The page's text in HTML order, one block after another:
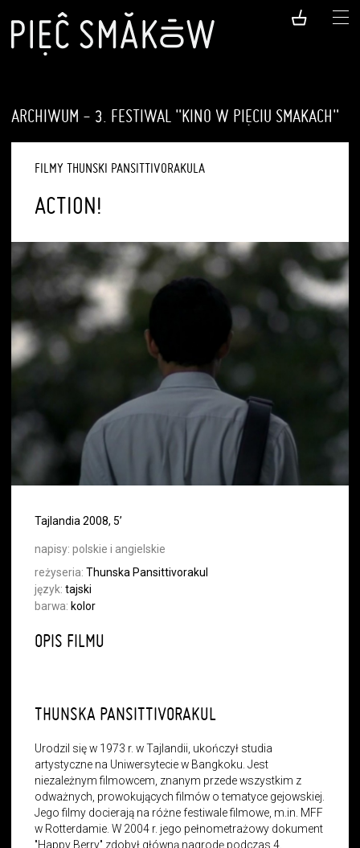
ARCHIWUM - 3. FESTIWAL "KINO W PIĘCIU SMAKACH"
FILMY THUNSKI PANSITTIVORAKULA
ACTION!
Tajlandia 2008, 5’
napisy: polskie i angielskie
reżyseria:Thunska Pansittivorakul
język:tajski
barwa: kolor
OPIS FILMU
THUNSKA PANSITTIVORAKUL
Urodzil się w 1973 r. w Tajlandii, ukończył studia
artystyczne na Uniwersytecie w Bangkoku. Jest
niezależnym filmowcem, znanym przede wszystkim z
odważnych, prowokujących filmów o tematyce gejowskiej.
Jego filmy docierają na różne festiwale filmowe, m.in. MFF
w Rotterdamie. W 2004 r. jego pełnometrażowy dokument
"Happy Berry" zdobył główną nagrodę podczas 4.